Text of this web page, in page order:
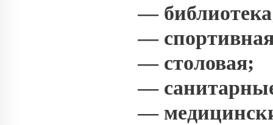
—
—
— столовая;
—
—